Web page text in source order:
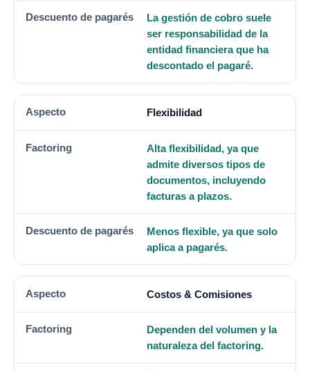
La gestión de cobro suele
ser responsabilidad de la
entidad financiera que ha
descontado el pagaré.
Flexibilidad
Alta flexibilidad, ya que
admite diversos tipos de
documentos, incluyendo
facturas a plazos.
Menos flexible, ya que solo
aplica a pagarés.
Costos & Comisiones
Dependen del volumen y la
naturaleza del factoring.